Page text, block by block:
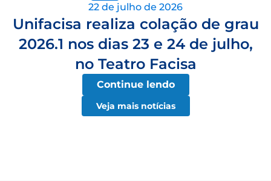
22 de julho de 2026
Unifacisa realiza colação de grau
2026.1 nos dias 23 e 24 de julho,
no Teatro Facisa
Continue lendo
Veja mais notícias